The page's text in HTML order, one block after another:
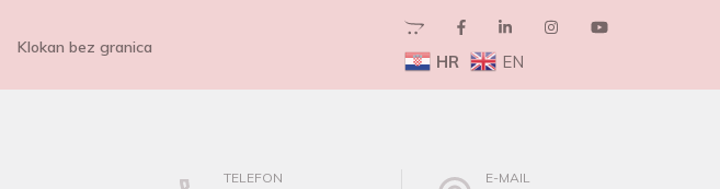
Klokan bez granica
HR EN
TELEFON E-MAIL